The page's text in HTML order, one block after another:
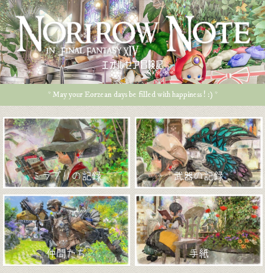
エオルゼア冒険記
* May your Eorzean days be filled with happiness ! :) *
ミラプリの記録 武器の記録
仲間たち 手紙